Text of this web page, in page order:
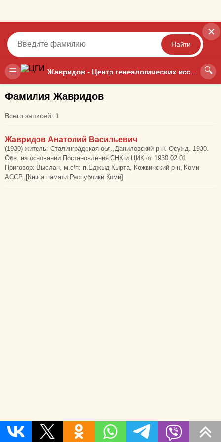
☰ Жавридов - Центр генеалогических исследований 🔍
✕
Найти
Точный Неточный
Фамилия Жавридов
Всего записей: 1
Жавридов Анатолий Васильевич
(1930) житель: Сталинградская обл.,Даниловский р-н. Осужд. 1930.
Обв. на основании Постановления СНК и ЦИК от 1930.02.01
Приговор: Выслан, м.с/п: п.Еджыд Кырта, Кожвинский р-н, Коми
АССР. [Книга памяти Республики Коми]